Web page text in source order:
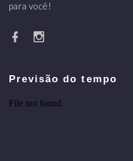
para você!
Previsão do tempo